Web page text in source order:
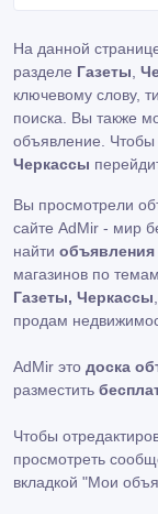
На данной
разделе Газеты
ключевому слову,
поиска. Вы также
объявление. Чтобы
Черкассы
Вы просмотрели
сайте AdMir - мир
найти объявления
магазинов по темам
Газеты, Черкассы
продам
AdMir это доска
разместить
Чтобы
просмотреть
вкладкой "Мои